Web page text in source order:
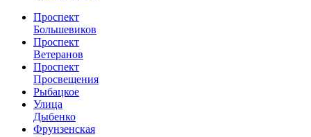
Проспект
Большевиков
Проспект
Ветеранов
Проспект
Просвещения
Рыбацкое
Улица
Дыбенко
Фрунзенская